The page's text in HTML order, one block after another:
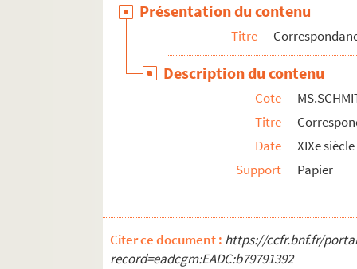
Présentation du contenu
Titre
Description du contenu
Cote
Titre
Date
XIXe siècle
Support
Papier
Citer ce document : https://ccfr.bnf.fr/
record=eadcgm:EADC:b79791392